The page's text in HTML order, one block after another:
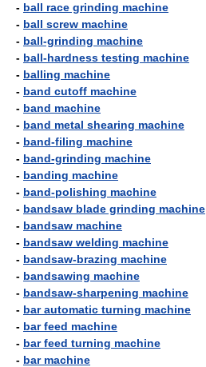
- ball race grinding machine
- ball screw machine
- ball-grinding machine
- ball-hardness testing machine
- balling machine
- band cutoff machine
- band machine
- band metal shearing machine
- band-filing machine
- band-grinding machine
- banding machine
- band-polishing machine
- bandsaw blade grinding machine
- bandsaw machine
- bandsaw welding machine
- bandsaw-brazing machine
- bandsawing machine
- bandsaw-sharpening machine
- bar automatic turning machine
- bar feed machine
- bar feed turning machine
- bar machine